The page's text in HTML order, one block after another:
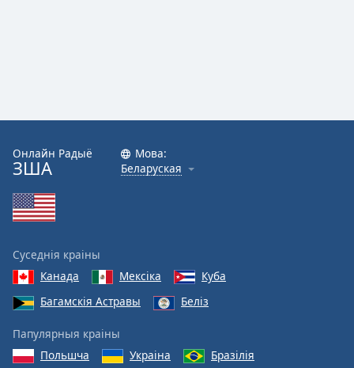
Area
Background
Color
Font
Size
Text
Онлайн Радыё
ЗША
Мова:
Беларуская
Суседнія краіны
Канада
Мексіка
Куба
Багамскія Астравы
Беліз
Папулярныя краіны
Польшча
Украіна
Бразілія